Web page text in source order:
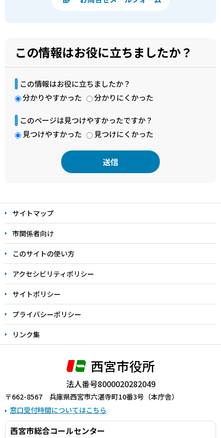
この情報はお役に立ちましたか？
この情報はお役に立ちましたか？
分かりやすかった
分かりにくかった
このページは見つけやすかったですか？
見つけやすかった
見つけにくかった
文
こ
こ
ま
サイトマップ
市関係者向け
このサイトの使い方
アクセシビリティポリシー
サイトポリシー
プライバシーポリシー
リンク集
西宮市役所
法人番号8000020282049
〒662-8567 兵庫県西宮市六湛寺町10番3号（本庁舎）
窓口受付時間についてはこちら
西宮市総合コールセンター